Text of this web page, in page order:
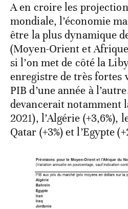
A en croire les
mondiale, l’économie
être la plus dynamique
(Moyen-Orient et
si l’on met de côté la
enregistre de très fortes
PIB d’une année à
devancerait notamment
2021), l’Algérie (+3,6%),
Qatar (+3%) et l’Egypte